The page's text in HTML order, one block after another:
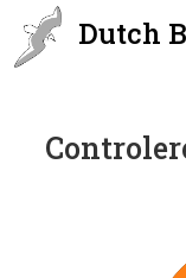
Dutch